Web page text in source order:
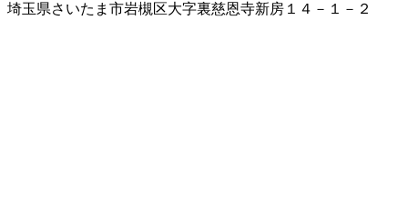
埼玉県さいたま市岩槻区大字裏慈恩寺新房１４－１－２